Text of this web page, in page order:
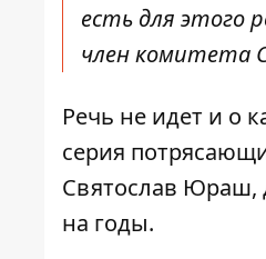
есть для этого
член комитета
Речь не идет и о
серия
Святослав Юраш,
на годы.